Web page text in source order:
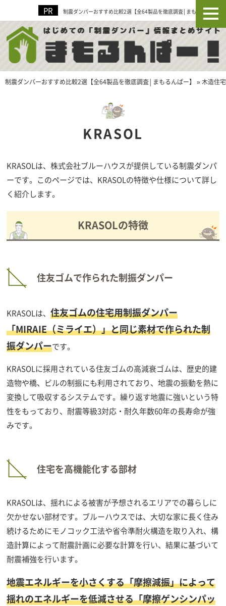
制震ダンパーおすすめ比較2選【全64製品を徹底調査│まもるんぱー】
制震ダンパーおすすめ比較2選【全64製品を徹底調査│まもるんぱー】 »木造住
KRASOL
KRASOLは、株式会社ブルーハウスが提供している制震ダンパ
ーです。このページでは、KRASOLの特徴や仕様について詳し
く紹介します。
KRASOLの特徴
住友ゴムで作られた制振ダンパー
KRASOLは、住友ゴムの住宅用制振ダンパー
「MIRAIE（ミライエ）」と同じ素材で作られた制
振ダンパーです。
KRASOLに採用されている住友ゴムの高減衰ゴムは、歴史的建
造物や橋、ビルの制振にも利用されており、地震の振動を熱に
変換して吸収するシステムです。繰り返す地震に強いという特
性をもっており、耐震等級3対応・耐久年数60年の長寿命が強
みです。
住宅を高機能化する部材
KRASOLは、揺れによる被害が予想されるエリアでの暮らしに
欠かせない部材です。ブルーハウスでは、大切な家に長く住み
続けるためにモノコック工法や省令準耐火構造を取り入れ、構
造計算によって耐震計画に必要な計算を行い、結果に基づいて
耐震補強を行います。
地震エネルギーを小さくする「摩擦減振」によって
揺れのエネルギーを低減させる「摩擦ゲンシンパッ